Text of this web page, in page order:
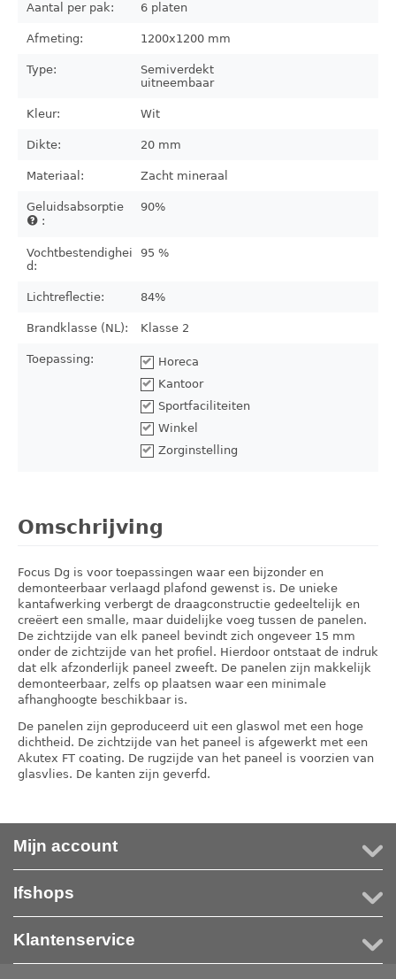
Aantal per pak: 6 platen
Afmeting: 1200x1200 mm
Type:
Semiverdekt
uitneembaar
Kleur: Wit
Dikte: 20 mm
Materiaal: Zacht mineraal
Geluidsabsorptie
:
90%
Vochtbestendighei
d:
95 %
Lichtreflectie: 84%
Brandklasse (NL): Klasse 2
Toepassing:
Horeca
Kantoor
Sportfaciliteiten
Winkel
Zorginstelling
Omschrijving
Focus Dg is voor toepassingen waar een bijzonder en
demonteerbaar verlaagd plafond gewenst is. De unieke
kantafwerking verbergt de draagconstructie gedeeltelijk en
creëert een smalle, maar duidelijke voeg tussen de panelen.
De zichtzijde van elk paneel bevindt zich ongeveer 15 mm
onder de zichtzijde van het profiel. Hierdoor ontstaat de indruk
dat elk afzonderlijk paneel zweeft. De panelen zijn makkelijk
demonteerbaar, zelfs op plaatsen waar een minimale
afhanghoogte beschikbaar is.
De panelen zijn geproduceerd uit een glaswol met een hoge
dichtheid. De zichtzijde van het paneel is afgewerkt met een
Akutex FT coating. De rugzijde van het paneel is voorzien van
glasvlies. De kanten zijn geverfd.
Mijn account
Ifshops
Klantenservice